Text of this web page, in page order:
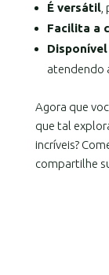
É versátil,
Facilita a
atendendo
Agora que
que tal
incríveis?
compartilhe